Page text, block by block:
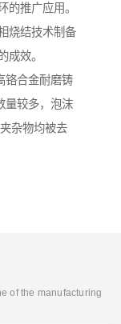
的推广应用。
烧结技术制备
成效。
铬合金耐磨铸
量较多，泡沫
杂物均被去
of the manufacturing